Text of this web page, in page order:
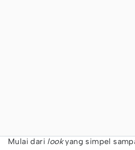
Mulai dari lookyang simpel